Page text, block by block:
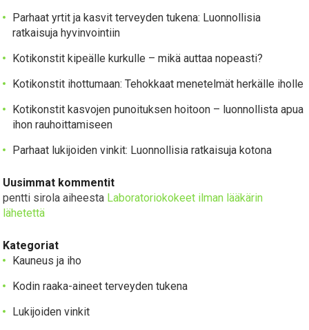
Parhaat yrtit ja kasvit terveyden tukena: Luonnollisia
ratkaisuja hyvinvointiin
Kotikonstit kipeälle kurkulle – mikä auttaa nopeasti?
Kotikonstit ihottumaan: Tehokkaat menetelmät herkälle iholle
Kotikonstit kasvojen punoituksen hoitoon – luonnollista apua
ihon rauhoittamiseen
Parhaat lukijoiden vinkit: Luonnollisia ratkaisuja kotona
Uusimmat kommentit
pentti sirola aiheesta Laboratoriokokeet ilman lääkärin
lähetettä
Kategoriat
Kauneus ja iho
Kodin raaka-aineet terveyden tukena
Lukijoiden vinkit